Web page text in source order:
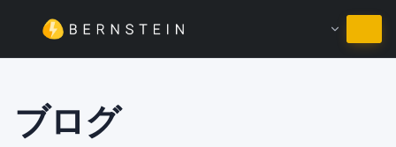
日本語のまま
ブログ